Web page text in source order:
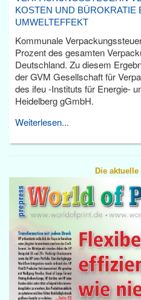
KOSTEN UND BÜROKRATIE
UMWELTEFFEKT
Kommunale
Prozent des gesamten
Deutschland. Zu diesem
der GVM Gesellschaft für
des ifeu -Instituts für Energie-
Heidelberg gGmbH.
Weiterlesen...
Die aktuelle